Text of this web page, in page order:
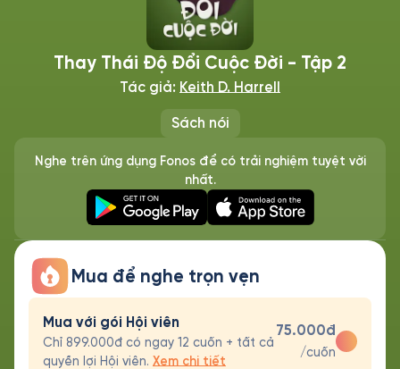
Sách nói
Thay Thái Độ Đổi Cuộc Đời - Tập 2
Tác giả: Keith D. Harrell
Nghe trên ứng dụng Fonos để có trải nghiệm tuyệt vời
nhất.
Mua để nghe trọn vẹn
Mua với gói Hội viên
Chỉ 899.000đ có ngay 12 cuốn + tất cả
quyền lợi Hội viên. Xem chi tiết
75.000đ
/cuốn